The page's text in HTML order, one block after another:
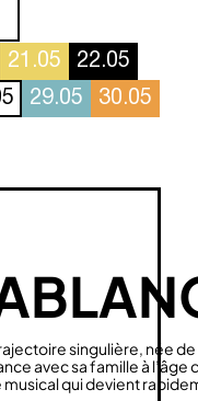
21.05
22.05
29.05
30.05
singulière, née
avec sa famille à
qui devient